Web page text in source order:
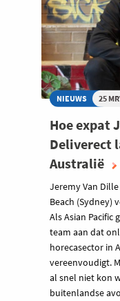
NIEUWS 25
Hoe expat
Deliverect
Australië
Jeremy Van
Beach (Sydney)
Als Asian Pacific
team aan dat
horecasector in
vereenvoudigt.
al snel niet kon
buitenlandse